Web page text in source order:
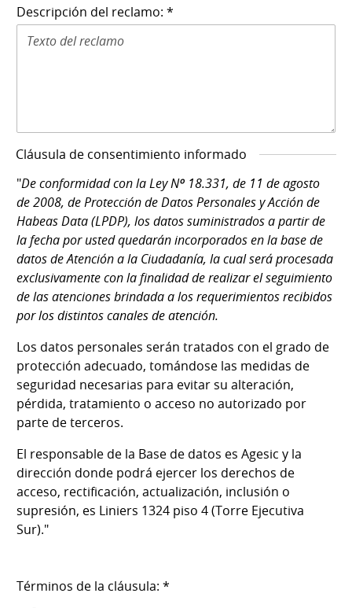
Descripción del reclamo: *
Cláusula de consentimiento informado
"De conformidad con la Ley Nº 18.331, de 11 de agosto
de 2008, de Protección de Datos Personales y Acción de
Habeas Data (LPDP), los datos suministrados a partir de
la fecha por usted quedarán incorporados en la base de
datos de Atención a la Ciudadanía, la cual será procesada
exclusivamente con la finalidad de realizar el seguimiento
de las atenciones brindada a los requerimientos recibidos
por los distintos canales de atención.
Los datos personales serán tratados con el grado de
protección adecuado, tomándose las medidas de
seguridad necesarias para evitar su alteración,
pérdida, tratamiento o acceso no autorizado por
parte de terceros.
El responsable de la Base de datos es Agesic y la
dirección donde podrá ejercer los derechos de
acceso, rectificación, actualización, inclusión o
supresión, es Liniers 1324 piso 4 (Torre Ejecutiva
Sur)."
Términos de la cláusula: *